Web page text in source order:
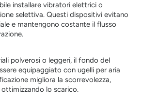
installare vibratori elettrici o
selettiva. Questi dispositivi evitano
e mantengono costante il flusso
polverosi o leggeri, il fondo del
equipaggiato con ugelli per aria
migliora la scorrevolezza,
lo scarico.